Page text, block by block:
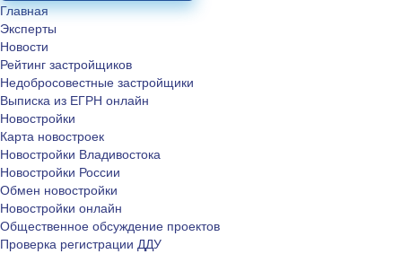
Главная
Эксперты
Новости
Рейтинг застройщиков
Недобросовестные застройщики
Выписка из ЕГРН онлайн
Новостройки
Карта новостроек
Новостройки Владивостока
Новостройки России
Обмен новостройки
Новостройки онлайн
Общественное обсуждение проектов
Проверка регистрации ДДУ